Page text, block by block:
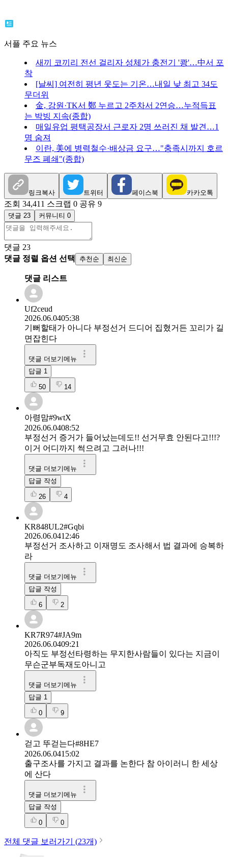
서플 주요 뉴스
새끼 코끼리 전선 걸리자 성체가 충전기 '쾅'…中서 포
착
[날씨] 여전히 평년 웃도는 기온…내일 낮 최고 34도
무더위
金, 강원·TK서 鄭 누르고 2주차서 2연승…누적득표
는 박빙 지속(종합)
매일유업 평택공장서 근로자 2명 쓰러진 채 발견…1
명 숨져
이란, 美에 병력철수·배상금 요구…"충족시까지 호르
무즈 폐쇄"(종합)
링크복사 트위터 페이스북 카카오톡
조회 34,411 스크랩 0 공유 9
댓글 23 커뮤니티 0
댓글 23
댓글 정렬 옵션 선택
추천순 최신순
댓글 리스트
Uf2ceud
2026.06.0405:38
기뻐할태가 아니다 부정선거 드디어 집혔거든 꼬리가 길
면잡힌다
댓글 더보기메뉴
답글 1
50 14
아령맘#9wtX
2026.06.0408:52
부정선거 증거가 들어났는데도!! 선거무효 안된다고!!!?
이거 어디까지 썩으려고 그러나!!!
댓글 더보기메뉴
답글 작성
26 4
KR848UL2#Gqbi
2026.06.0412:46
부정선거 조사하고 이재명도 조사해서 법 결과에 승복하
라
댓글 더보기메뉴
답글 작성
6 2
KR7R974#JA9m
2026.06.0409:21
아직도 부정선타령하는 무지한사람들이 있다는 지금이
무슨군부독재도아니고
댓글 더보기메뉴
답글 1
0 9
걷고 뚜걷는다#8HE7
2026.06.0415:02
출구조사를 가지고 결과를 논한다 참 아이러니 한 세상
에 산다
댓글 더보기메뉴
답글 작성
0 0
전체 댓글 보러가기 (23개)